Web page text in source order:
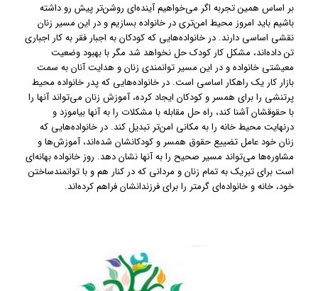
بر اساس همین تجربه اگر می‌خواهیم آینده‌ای روشن‌تر پیش رو داشته
باشیم باید امروز محیط امن‌تری در خانواده بسازیم و در این مسیر زنان
نقشی اساسی دارند. در خانواده‌هایی که کودکان به اجبار فقر به کار اجباری
تن داده‌اند، مشکل کار کودک حل نخواهد شد مگر با بهبود وضعیت
معیشتی خانواده و در این مسیر توانمندی زنان و هدایت آنان به سمت
بازار کار یک راهکار اساسی است. در خانواده‌هایی که پدر خانواده محیط
پرتنشی را برای همسر و کودکان ایجاد کرده، آموزش زنان می‌تواند آنها را
با حقوقشان آشنا کند، راه حل مقابله با مشکلات را به آنها بیاموزد و
درنهایت محیط خانه را به مکانی امن‌تر تبدیل کند. در خانواده‌هایی که
زنان خود عامل تضییع حقوق همسر و کودکانشان شده‌اند، آموزش‌ها و
مشاوره‌ها می‌تواند مسیر صحیح را به آنها نشان دهد. روز خانواده بهانه‌ای
است برای تبریک به تمام زنان و مردانی که در کنار هم و با توانمندساختن
خود، خانه و خانواده‌ای گرمتر را برای فرزندانشان فراهم کرده‌اند.